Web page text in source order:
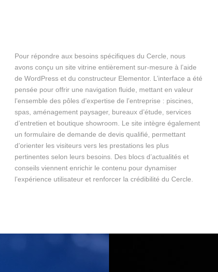
Pour répondre aux besoins spécifiques du Cercle, nous
avons conçu un site vitrine entièrement sur-mesure à l’aide
de WordPress et du constructeur Elementor. L’interface a été
pensée pour offrir une navigation fluide, mettant en valeur
l’ensemble des pôles d’expertise de l’entreprise : piscines,
spas, aménagement paysager, bureaux d’étude, services
d’entretien et boutique showroom. Le site intègre également
un formulaire de demande de devis qualifié, permettant
d’orienter les visiteurs vers les prestations les plus
pertinentes selon leurs besoins. Des blocs d’actualités et
conseils viennent enrichir le contenu pour dynamiser
l’expérience utilisateur et renforcer la crédibilité du Cercle.